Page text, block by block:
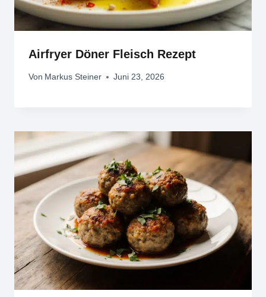
Airfryer Döner Fleisch Rezept
Von Markus Steiner Juni 23, 2026